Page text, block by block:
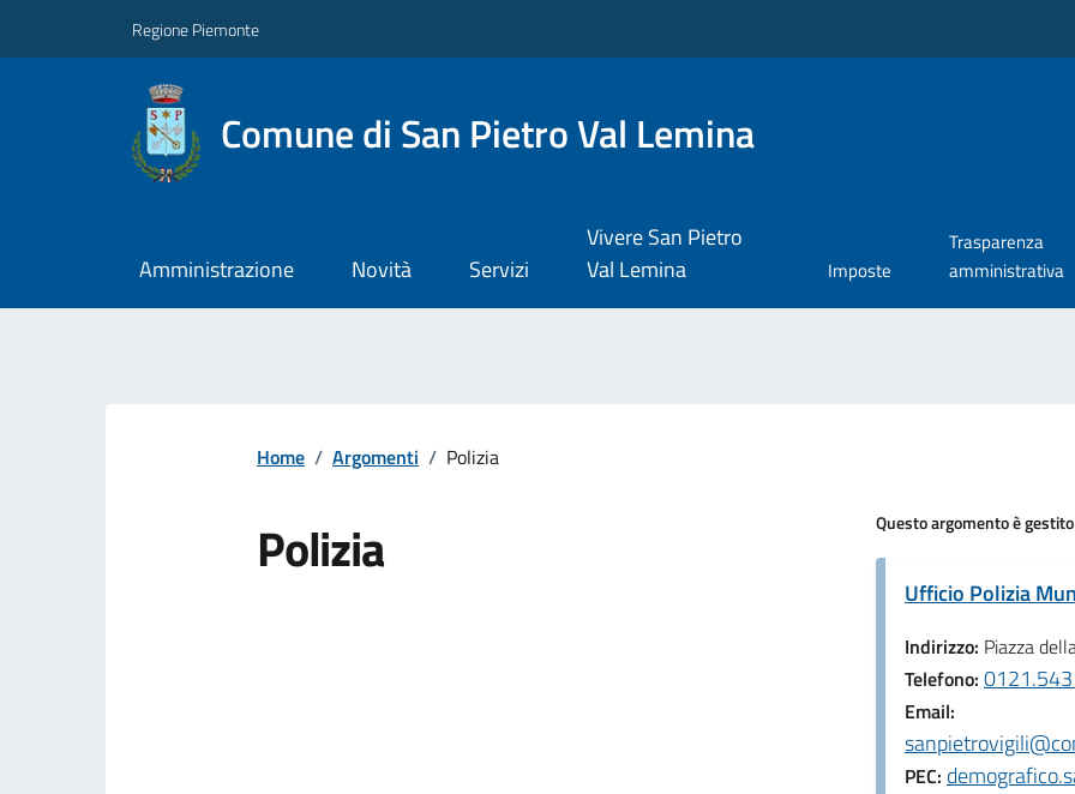
Regione Piemonte
Comune di San Pietro Val Lemina
Amministrazione Novità Servizi
Vivere San Pietro
Val Lemina
Imposte
Trasparenza
amministrativa
Home / Argomenti / Polizia
Polizia Questo argomento è
Ufficio Polizia
Indirizzo: Piazza
Telefono:
Email:
PEC: